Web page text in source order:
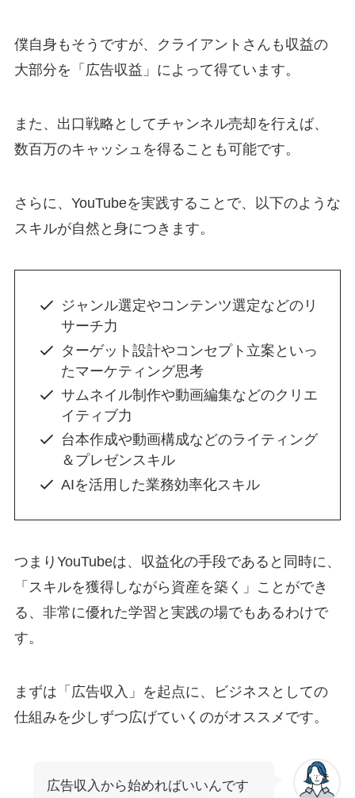
僕自身もそうですが、クライアントさんも収益の
大部分を「広告収益」によって得ています。
また、出口戦略としてチャンネル売却を行えば、
数百万のキャッシュを得ることも可能です。
さらに、YouTubeを実践することで、以下のような
スキルが自然と身につきます。
ジャンル選定やコンテンツ選定などのリ
サーチ力
ターゲット設計やコンセプト立案といっ
たマーケティング思考
サムネイル制作や動画編集などのクリエ
イティブ力
台本作成や動画構成などのライティング
＆プレゼンスキル
AIを活用した業務効率化スキル
つまりYouTubeは、収益化の手段であると同時に、
「スキルを獲得しながら資産を築く」ことができ
る、非常に優れた学習と実践の場でもあるわけで
す。
まずは「広告収入」を起点に、ビジネスとしての
仕組みを少しずつ広げていくのがオススメです。
広告収入から始めればいいんです